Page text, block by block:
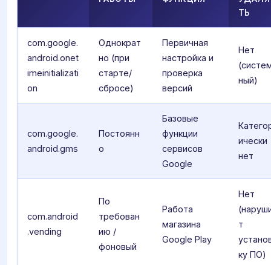
ТЬ
com.google.
android.onet
imeinitializati
on
Однократ
но (при
старте/
сбросе)
Первичная
настройка и
проверка
версий
Нет
ный)
com.google.
android.gms
Постоянн
о
Базовые
функции
сервисов
Google
ически
нет
com.android
.vending
По
требован
ию /
фоновый
Работа
магазина
Google Play
Нет
т
ку ПО)